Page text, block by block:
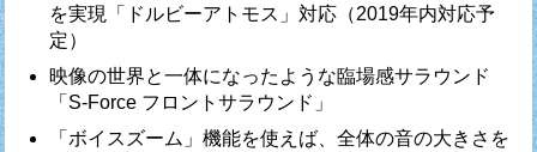
を実現「ドルビーアトモス」対応（2019年内対応予
定）
映像の世界と一体になったような臨場感サラウンド
「S-Force フロントサラウンド」
「ボイスズーム」機能を使えば、全体の音の大きさを